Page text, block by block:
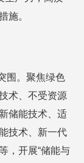
施。
围。聚焦绿色
术、不受资源
储能技术、适
技术、新一代
，开展“储能与